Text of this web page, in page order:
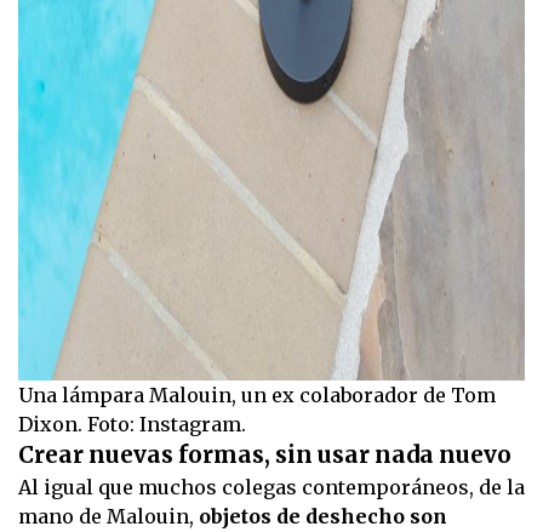
Una lámpara Malouin, un ex colaborador de Tom
Dixon. Foto: Instagram.
Crear nuevas formas, sin usar nada nuevo
Al igual que muchos colegas contemporáneos, de la
mano de Malouin, objetos de deshecho son